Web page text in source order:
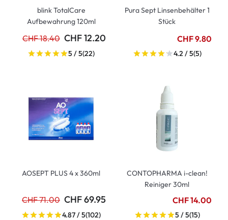
blink TotalCare
Aufbewahrung 120ml
CHF 18.40 CHF 12.20
5 / 5(22)
Pura Sept Linsenbehälter 1
Stück
CHF 9.80
4.2 / 5(5)
AOSEPT PLUS 4 x 360ml
CHF 71.00 CHF 69.95
4.87 / 5(102)
CONTOPHARMA i-clean!
Reiniger 30ml
CHF 14.00
5 / 5(15)